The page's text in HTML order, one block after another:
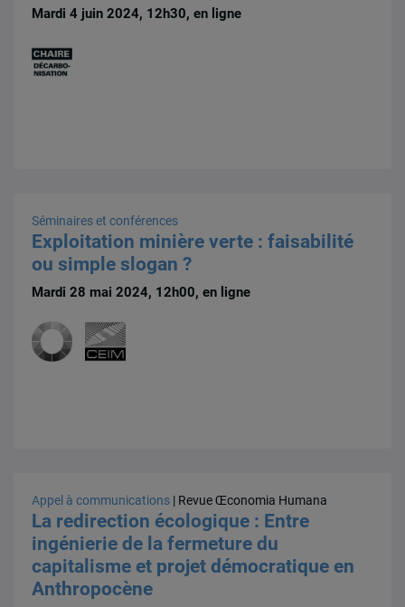
Mardi 4 juin 2024, 12h30, en ligne
Séminaires et conférences
Exploitation minière verte : faisabilité
ou simple slogan ?
Mardi 28 mai 2024, 12h00, en ligne
Appel à communications | Revue Œconomia Humana
La redirection écologique : Entre
ingénierie de la fermeture du
capitalisme et projet démocratique en
Anthropocène